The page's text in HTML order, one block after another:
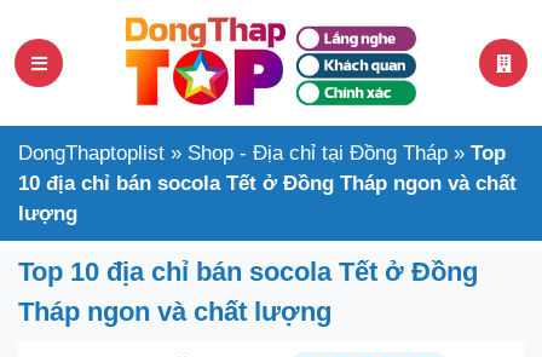
DongThaptoplist » Shop - Địa chỉ tại Đồng Tháp » Top
10 địa chỉ bán socola Tết ở Đồng Tháp ngon và chất
lượng
Top 10 địa chỉ bán socola Tết ở Đồng
Tháp ngon và chất lượng